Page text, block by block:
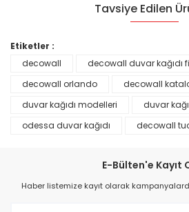
Tavsiye Edilen
Etiketler :
decowall
decowall duvar kağıdı
decowall orlando
decowall
duvar kağıdı modelleri
duvar
odessa duvar kağıdı
decowall
E-Bülten'e Kayıt
Haber listemize kayıt olarak